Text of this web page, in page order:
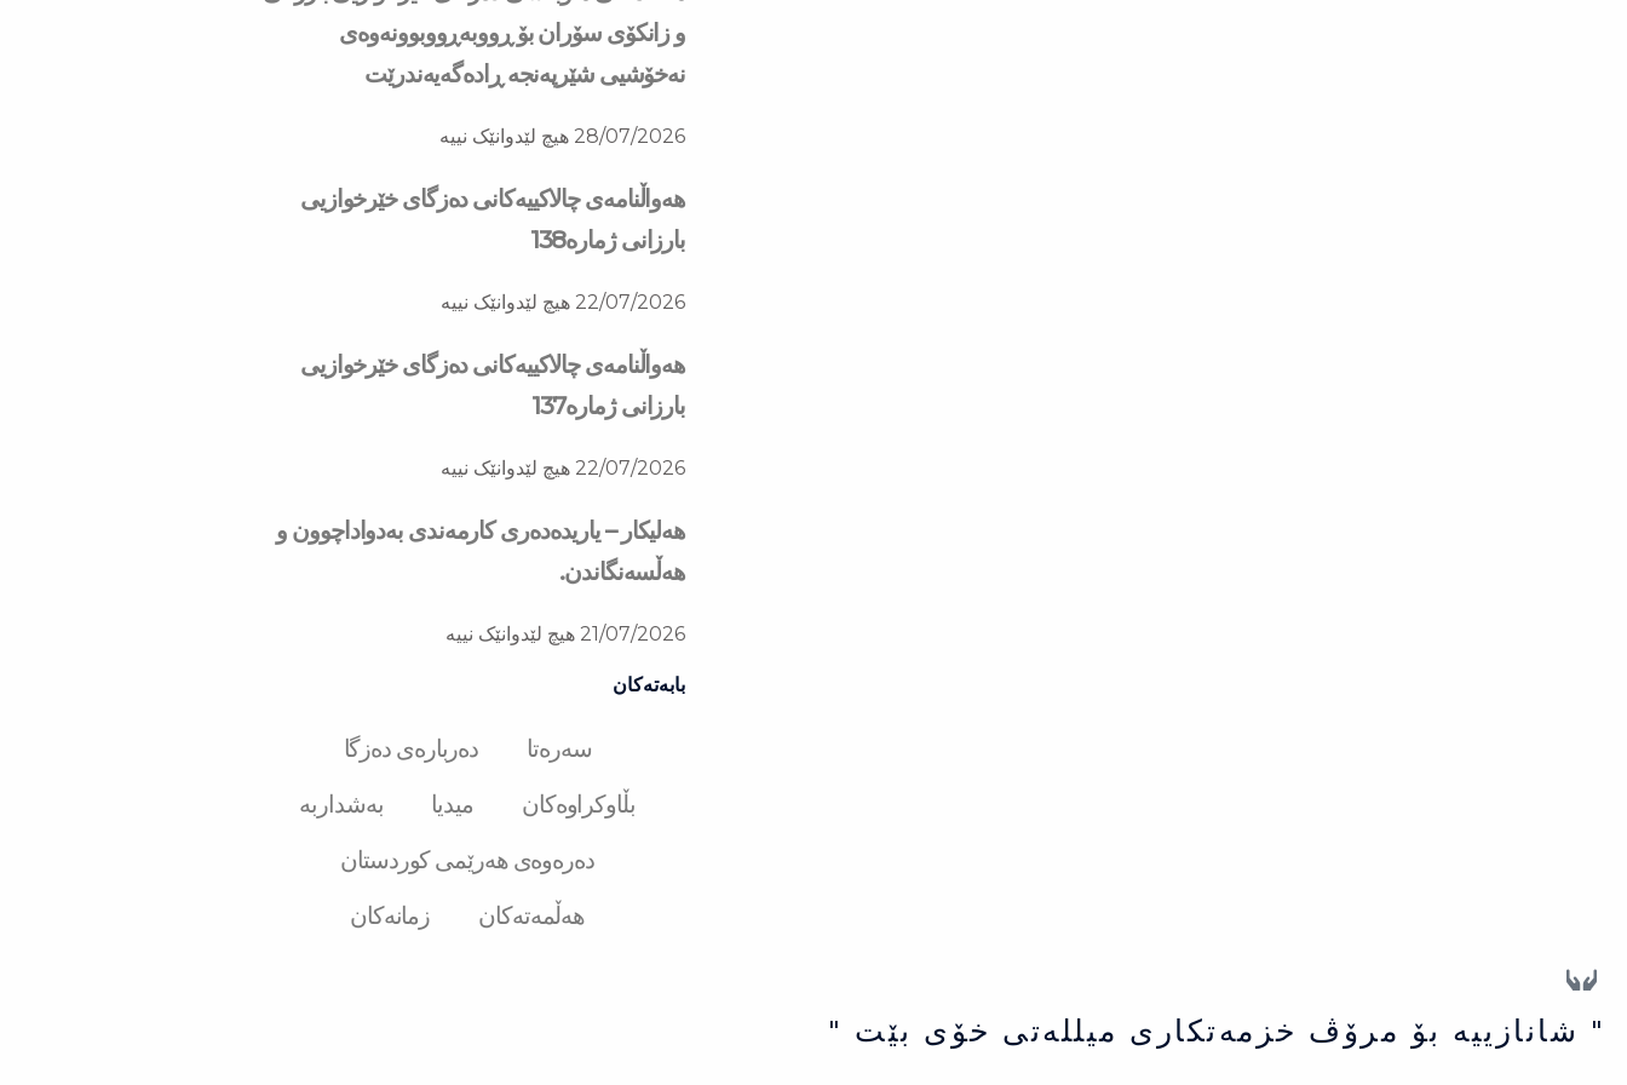
و زانكۆی سۆران بۆ ڕووبه‌ڕووبوونه‌وه‌ی
نه‌خۆشیی شێرپه‌نجه‌ ڕاده‌گه‌یه‌ندرێت
28/07/2026 هیچ لێدوانێک نییە
هەواڵنامەی چالاکییەکانی دەزگای خێرخوازیی
بارزانی ژمارە138
22/07/2026 هیچ لێدوانێک نییە
هەواڵنامەی چالاکییەکانی دەزگای خێرخوازیی
بارزانی ژمارە137
22/07/2026 هیچ لێدوانێک نییە
هەلیکار – یاریدەدەری کارمەندی بەدواداچوون و
هەڵسەنگاندن.
21/07/2026 هیچ لێدوانێک نییە
بابەتەکان
سەرەتا
دەربارەی دەزگا
بڵاوکراوەکان
میدیا
بەشداربە
دەرەوەی هەرێمی کوردستان
هەڵمەتەکان
زمانەکان
" شانازییه بۆ مرۆڤ خزمەتكاری میللەتی خۆی بێت "